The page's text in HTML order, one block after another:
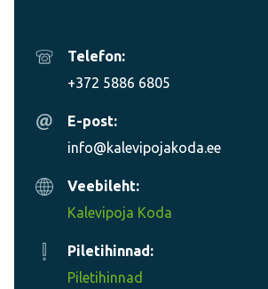
Telefon:
+372 5886 6805
E-post:
info@kalevipojakoda.ee
Veebileht:
Kalevipoja Koda
Piletihinnad:
Piletihinnad